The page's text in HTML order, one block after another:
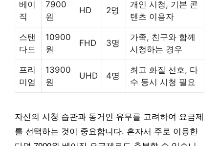
베이
직
7900
원
HD 2명
개인 시청, 기본 콘
텐츠 이용자
스탠
다드
10900
원
FHD 3명
가족, 친구와 함께
시청하는 경우
프리
미엄
13900
원
UHD 4명
최고 화질 선호, 다
수 동시 시청 필요
자신의 시청 습관과 동거인 유무를 고려하여 요금제
를 선택하는 것이 중요합니다. 혼자서 주로 이용한